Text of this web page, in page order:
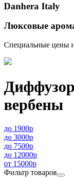
Danhera Italy
Люксовые
Специальные цены
вербены
до 1900р
до 3000р
до 7500р
до 12000р
от 15000р
Фильтр товаров